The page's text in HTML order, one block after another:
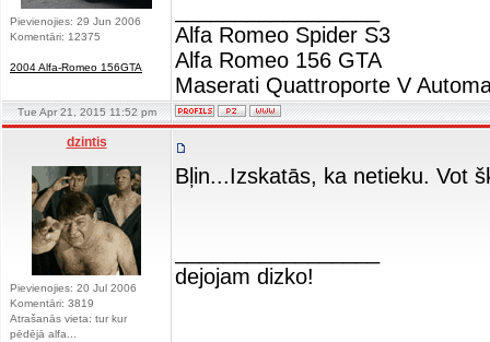
Pievienojies: 29 Jun 2006
Komentāri: 12375
2004 Alfa-Romeo 156GTA
Alfa Romeo Spider S3
Alfa Romeo 156 GTA
Maserati Quattroporte V
Tue Apr 21, 2015 11:52 pm
dzintis
Pievienojies: 20 Jul 2006
Komentāri: 3819
Atrašanās vieta: tur kur
pēdējā alfa...
Bļin...Izskatās, ka netieku. Vot
dejojam dizko!